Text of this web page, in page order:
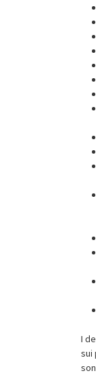
I
sui